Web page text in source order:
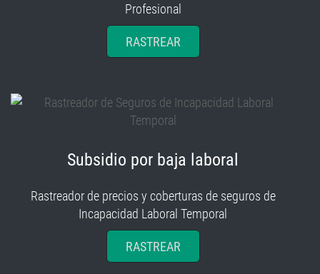
Profesional
RASTREAR
Subsidio por baja laboral
Rastreador de precios y coberturas de seguros de
Incapacidad Laboral Temporal
RASTREAR